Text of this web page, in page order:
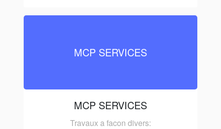
MCP SERVICES
MCP SERVICES
Travaux a facon divers: